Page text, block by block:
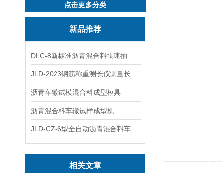
点击更多分类
新品推荐
沥青车辙试模混合料成型模具
沥青混合料车辙试样成型机
相关文章